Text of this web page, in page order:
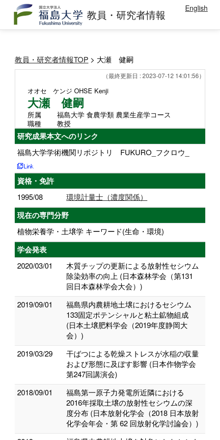
教員・研究者情報 English
教員・研究者情報TOP > 大瀬 健嗣
（最終更新日 : 2023-07-12 14:01:56）
オオセ ケンジ OHSE Kenji
大瀬 健嗣
所属
福島大学 食農学類 農業生産学コース
職種
教授
研究成果本文へのリンク
福島大学学術機関リポジトリ FUKURO_フクロウ_
資格・免許
1995/08 環境計量士（濃度関係）
現在の専門分野
植物栄養学・土壌学 キーワード(生命・環境)
学会発表
2020/03/01
木質チップの更新による放射性セシウム
除染効率の向上 (日本森林学会（第131
回日本森林学会大会）)
2019/09/01
福島県内農耕地土壌におけるセシウム
133固定ポテンシャルと粘土鉱物組成
(日本土壌肥料学会（2019年度静岡大
会）)
2019/03/29
干ばつによる乾燥ストレスが水稲の収量
および形態に及ぼす影響 (日本作物学会
第247回講演会)
2018/09/01
福島第一原子力発電所近隣における
2016年採取土壌の放射性セシウムの深
度分布 (日本放射化学会（2018 日本放射
化学会年会・第 62 回放射化学討論会）)